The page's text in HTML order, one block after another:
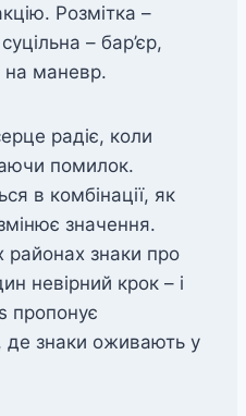
Розмітка –
– бар’єр,
на маневр.
радіє, коли
помилок.
в комбінації, як
значення.
районах знаки про
невірний крок – і
пропонує
де знаки оживають у